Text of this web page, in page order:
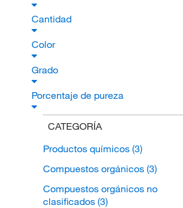
Cantidad
Color
Grado
Porcentaje de pureza
CATEGORÍA
Productos químicos (3)
Compuestos orgánicos (3)
Compuestos orgánicos no
clasificados (3)